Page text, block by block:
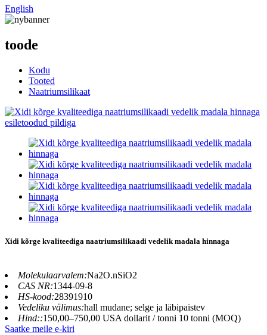
English
toode
Kodu
Tooted
Naatriumsilikaat
Xidi kõrge kvaliteediga naatriumsilikaadi vedelik madala hinnaga
Molekulaarvalem:Na2O.nSiO2
CAS NR:1344-09-8
HS-kood:28391910
Vedeliku välimus:hall mudane; selge ja läbipaistev
Hind::150,00–750,00 USA dollarit / tonni 10 tonni (MOQ)
Saatke meile e-kiri